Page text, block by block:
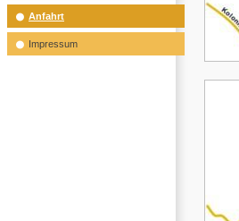
Anfahrt
Impressum